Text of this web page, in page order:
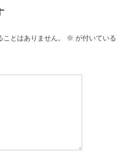
とはありません。 ※ が付いている